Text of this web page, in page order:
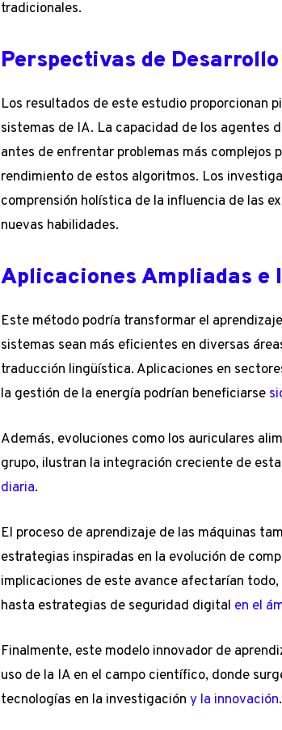
tradicionales.
Perspectivas de
Los resultados de este estudio proporcionan
sistemas de IA. La capacidad de los agentes
antes de enfrentar problemas más complejos
rendimiento de estos algoritmos. Los
comprensión holística de la influencia de las
nuevas habilidades.
Aplicaciones Ampliadas e
Este método podría transformar el
sistemas sean más eficientes en diversas
traducción lingüística. Aplicaciones en
la gestión de la energía podrían beneficiarse
Además, evoluciones como los auriculares
grupo, ilustran la integración creciente de
diaria.
El proceso de aprendizaje de las máquinas
estrategias inspiradas en la evolución de
implicaciones de este avance afectarían
hasta estrategias de seguridad digital en el
Finalmente, este modelo innovador de
uso de la IA en el campo científico, donde
tecnologías en la investigacióny la innovación.